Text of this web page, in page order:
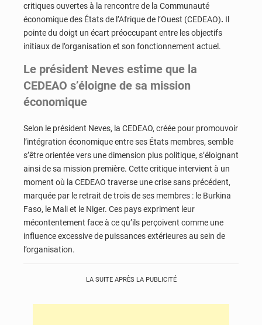
critiques ouvertes à la rencontre de la Communauté
économique des États de l’Afrique de l’Ouest (CEDEAO). Il
pointe du doigt un écart préoccupant entre les objectifs
initiaux de l’organisation et son fonctionnement actuel.
Le président Neves estime que la
CEDEAO s’éloigne de sa mission
économique
Selon le président Neves, la CEDEAO, créée pour promouvoir
l’intégration économique entre ses États membres, semble
s’être orientée vers une dimension plus politique, s’éloignant
ainsi de sa mission première. Cette critique intervient à un
moment où la CEDEAO traverse une crise sans précédent,
marquée par le retrait de trois de ses membres : le Burkina
Faso, le Mali et le Niger. Ces pays expriment leur
mécontentement face à ce qu’ils perçoivent comme une
influence excessive de puissances extérieures au sein de
l’organisation.
LA SUITE APRÈS LA PUBLICITÉ